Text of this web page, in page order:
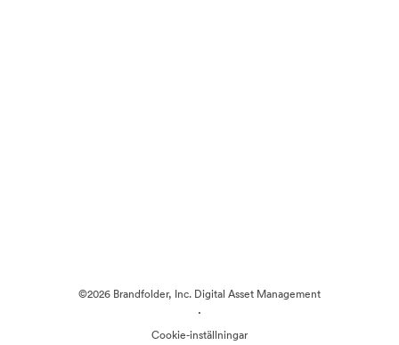
©2026 Brandfolder, Inc. Digital Asset Management
·
Cookie-inställningar